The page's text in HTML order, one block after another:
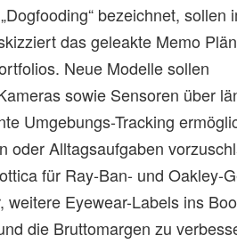
bezeichnet, sollen
das geleakte Memo
Neue Modelle sollen
sowie Sensoren über
Umgebungs-Tracking
oder Alltagsaufgaben
für Ray-Ban- und Oakley-
Eyewear-Labels ins
die Bruttomargen zu